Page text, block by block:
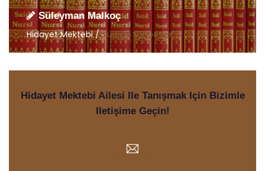
Süleyman Malkoç
Hidayet Mektebi /Türkçe Sohbetler
Hidayet Mektebi Ailesi Ile Tanışmak Için Bizimle
Iletişime Geçin!